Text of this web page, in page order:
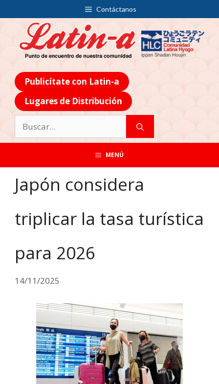
Contáctanos
Publicítate con Latin-a
Lugares de Distribución
MENÚ
Japón considera
triplicar la tasa turística
para 2026
14/11/2025